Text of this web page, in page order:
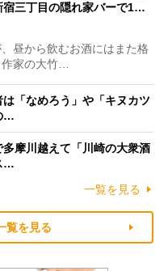
宿三丁目の隠れ家バーで1…
昼から飲むお酒にはまた格
家の大竹…
は「なめろう」や「キヌカツ
…
多摩川越えて「川崎の大衆酒
…
一覧を見る
覧を見る